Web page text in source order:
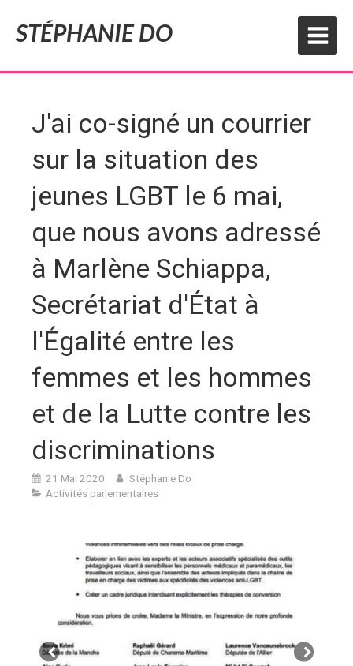
STÉPHANIE DO
J'ai co-signé un courrier
sur la situation des
jeunes LGBT le 6 mai,
que nous avons adressé
à Marlène Schiappa,
Secrétariat d'État à
l'Égalité entre les
femmes et les hommes
et de la Lutte contre les
discriminations
21 Mai 2020
Stéphanie Do
Activités parlementaires